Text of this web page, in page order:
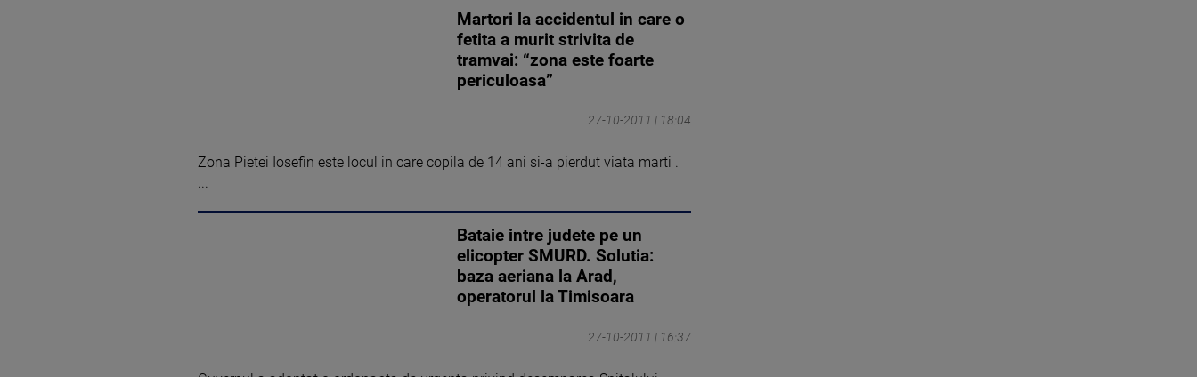
27-10-2011 | 18:04
Martori la accidentul in care o
fetita a murit strivita de
tramvai: “zona este foarte
periculoasa”
Zona Pietei Iosefin este locul in care copila de 14 ani si-a pierdut viata marti .
...
27-10-2011 | 16:37
Bataie intre judete pe un
elicopter SMURD. Solutia:
baza aeriana la Arad,
operatorul la Timisoara